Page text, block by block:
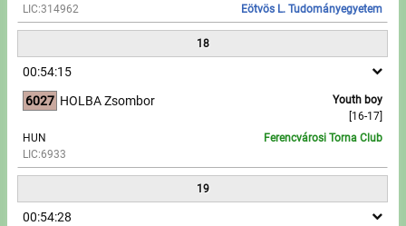
LIC:314962
Eötvös L. Tudományegyetem
18
00:54:15
6027
Youth boy
[16-17]
HOLBA Zsombor
HUN
LIC:6933
Ferencvárosi Torna Club
19
00:54:28